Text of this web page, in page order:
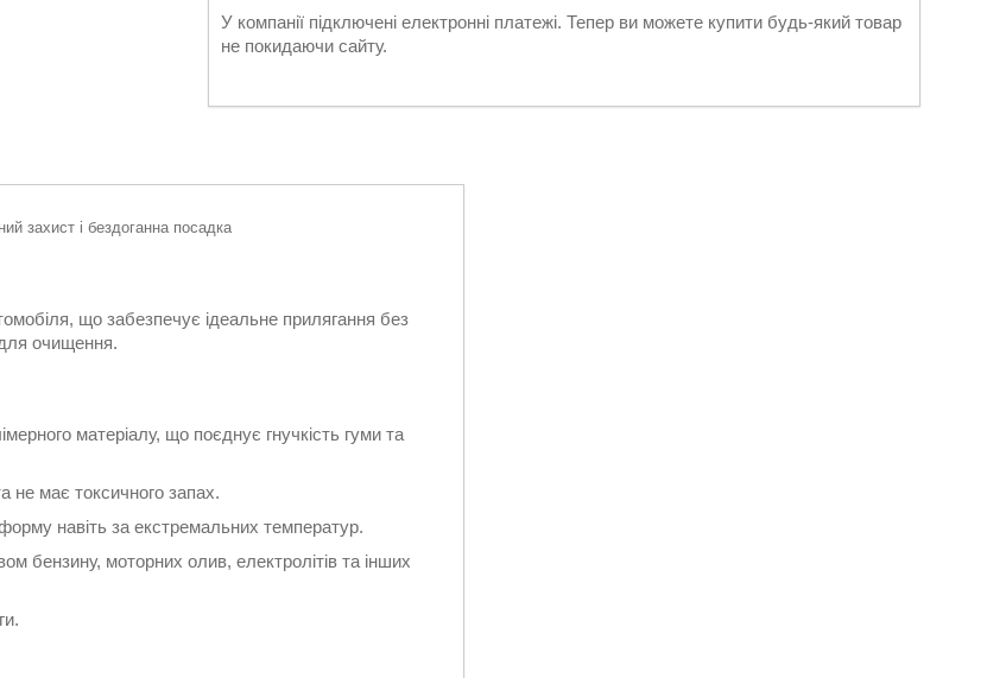
У компанії підключені електронні платежі. Тепер ви можете купити будь-який товар
не покидаючи сайту.
захист і бездоганна посадка
що забезпечує ідеальне прилягання без
для очищення.
матеріалу, що поєднує гнучкість гуми та
не має токсичного запах.
навіть за екстремальних температур.
бензину, моторних олив, електролітів та інших